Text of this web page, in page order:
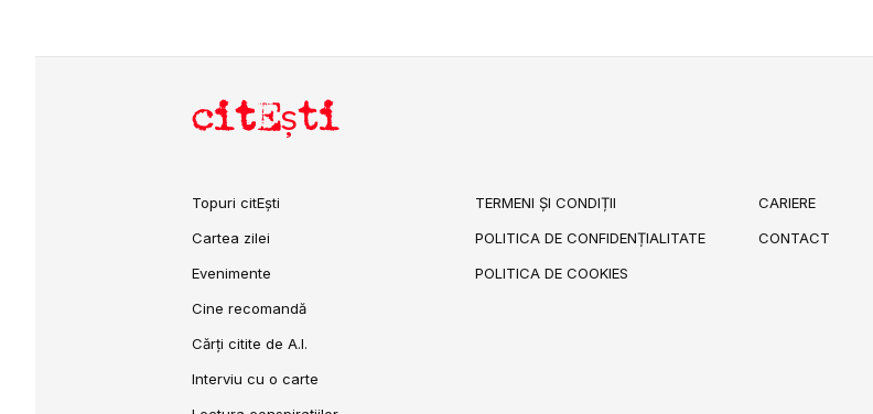
citEști
Topuri citEști
Cartea zilei
Evenimente
Cine recomandă
Cărți citite de A.I.
Interviu cu o carte
TERMENI ȘI CONDIȚII
POLITICA DE CONFIDENȚIALITATE
POLITICA DE COOKIES
CARIERE
CONTACT